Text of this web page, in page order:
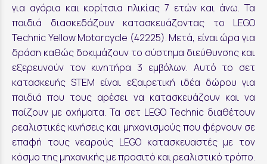
για αγόρια και κορίτσια ηλικίας 7 ετών και άνω. Τα
παιδιά διασκεδάζουν κατασκευάζοντας το LEGO
Technic Yellow Motorcycle (42225). Μετά, είναι ώρα για
δράση καθώς δοκιμάζουν το σύστημα διεύθυνσης και
εξερευνούν τον κινητήρα 3 εμβόλων. Αυτό το σετ
κατασκευής STEM είναι εξαιρετική ιδέα δώρου για
παιδιά που τους αρέσει να κατασκευάζουν και να
παίζουν με οχήματα. Τα σετ LEGO Technic διαθέτουν
ρεαλιστικές κινήσεις και μηχανισμούς που φέρνουν σε
επαφή τους νεαρούς LEGO κατασκευαστές με τον
κόσμο της μηχανικής με προσιτό και ρεαλιστικό τρόπο.